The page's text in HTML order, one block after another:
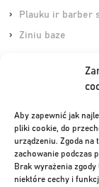
Aby zapewnić jak
pliki cookie, do
urządzeniu. Zgoda na
zachowanie podczas
Brak wyrażenia
niektóre cechy i
Plauku ir barber
Ziniu baze
Stiklas ir
Sanitarija
Gaivumas